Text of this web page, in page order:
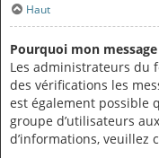
Haut
Pourquoi mon
Les administrateurs du
des vérifications les
est également possible
groupe d’utilisateurs
d’informations,